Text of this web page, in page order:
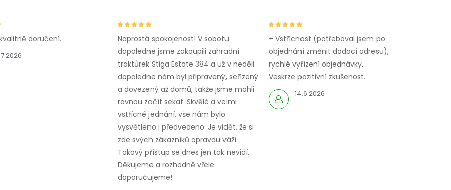
doručení.
Naprostá spokojenost! V sobotu
dopoledne jsme zakoupili zahradní
traktůrek Stiga Estate 384 a už v neděli
dopoledne nám byl připravený, seřízený
a dovezený až domů, takže jsme mohli
rovnou začít sekat. Skvělé a velmi
vstřícné jednání, vše nám bylo
vysvětleno i předvedeno. Je vidět, že si
zde svých zákazníků opravdu váží.
Takový přístup se dnes jen tak nevidí.
Děkujeme a rozhodně vřele
doporučujeme!
14.6.2026
+ Vstřícnost (potřeboval jsem po
objednání změnit dodací adresu),
rychlé vyřízení objednávky.
Veskrze pozitivní zkušenost.